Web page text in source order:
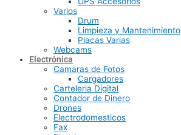
Varios
Drum
Limpieza y Mantenimiento
Placas Varias
Webcams
Electrónica
Camaras de Fotos
Cargadores
Carteleria Digital
Contador de Dinero
Drones
Electrodomesticos
Fax